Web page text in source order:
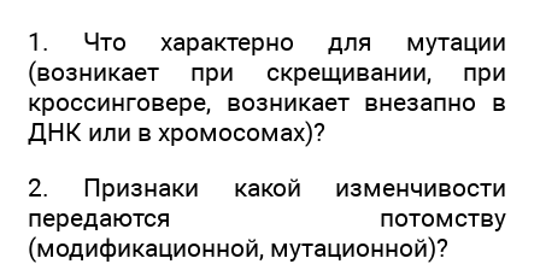
1. Что характерно для мутации
(возникает при скрещивании, при
кроссинговере, возникает внезапно в
ДНК или в хромосомах)?
2. Признаки какой изменчивости
передаются потомству
(модификационной, мутационной)?